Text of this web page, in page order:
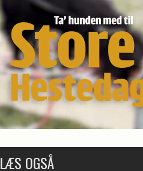
LÆS OGSÅ